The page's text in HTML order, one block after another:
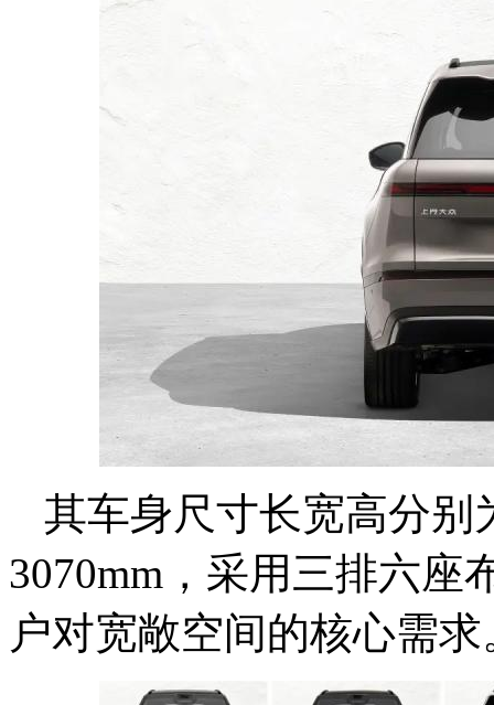
其车身尺寸长宽高分别
3070mm，采用三排六座
户对宽敞空间的核心需求